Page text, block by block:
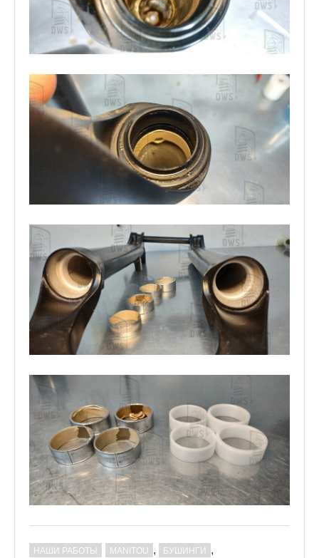
НАШИ РАБОТЫ MANITOU , БУШИНГИ ,